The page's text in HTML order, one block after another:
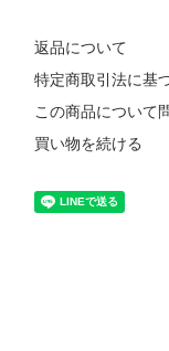
返品について
特定商取引法に基
この商品について
買い物を続ける